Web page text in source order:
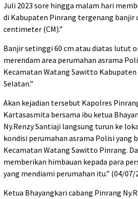
Juli 2023 sore hingga malam hari
di Kabupaten Pinrang tergenang banjir
centimeter (CM).”
Banjir setinggi 60 cm atau diatas lutut
merendam area perumahan asrama
Kecamatan Watang Sawitto
Selatan.”
Akan kejadian tersebut Kapolres
Kartasasmita bersama ibu ketua
Ny.Renzy Santiaji langsung turun ke
kondisi perumahan asrama Polisi yang
Kecamatan Watang Sawitto Pinrang.
memberikan himbauan kepada para
yang mendiami perumahan itu.” (04/07/
Ketua Bhayangkari cabang Pinrang